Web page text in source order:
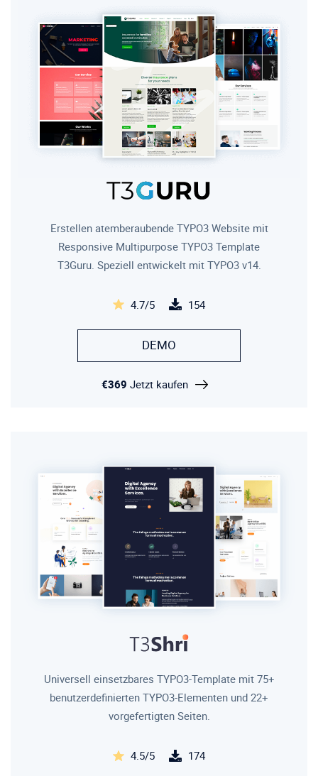
Erstellen atemberaubende TYPO3 Website mit
Responsive Multipurpose TYPO3 Template
T3Guru. Speziell entwickelt mit TYPO3 v14.
4.7/5 154
DEMO
€369 Jetzt kaufen
Universell einsetzbares TYPO3-Template mit 75+
benutzerdefinierten TYPO3-Elementen und 22+
vorgefertigten Seiten.
4.5/5 174